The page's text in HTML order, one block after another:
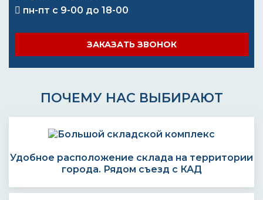
пн-пт с 9-00 до 18-00
ЗАКАЗАТЬ ЗВОНОК
ПОЧЕМУ НАС ВЫБИРАЮТ
Удобное расположение склада на территории
города. Рядом съезд с КАД